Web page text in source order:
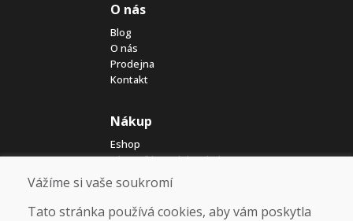
O nás
Blog
O nás
Prodejna
Kontakt
Nákup
Eshop
Jak posíláme elektrokola
Obchodní podmínky
Doprava
Platba
Vážíme si vaše soukromí
Tato stránka používá cookies, aby vám poskytla